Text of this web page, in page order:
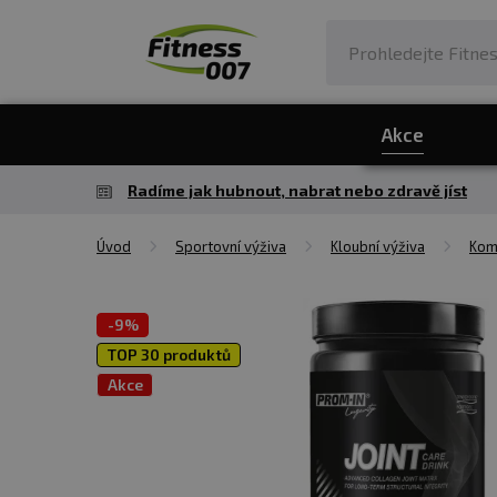
Akce
Radíme jak hubnout, nabrat nebo zdravě jíst
Úvod Sportovní výživa Kloubní výživa
-9%
TOP 30 produktů
Akce